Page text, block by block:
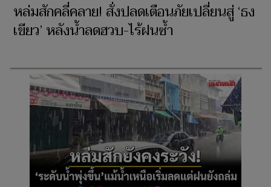
หล่มสักคลี่คลาย! สั่งปลดเตือนภัยเปลี่ยนสู่ ‘ธง
เขียว’ หลังน้ำลดฮวบ-ไร้ฝนซ้ำ